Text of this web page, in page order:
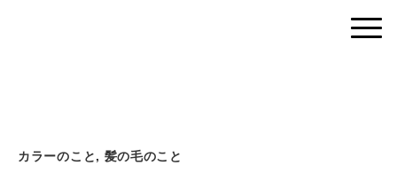
カラーのこと, 髪の毛のこと